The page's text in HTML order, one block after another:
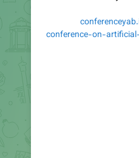
conference-on-